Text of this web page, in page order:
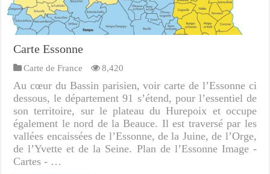
Carte Essonne
Carte de France 8,420
Au cœur du Bassin parisien, voir carte de l’Essonne ci
dessous, le département 91 s’étend, pour l’essentiel de
son territoire, sur le plateau du Hurepoix et occupe
également le nord de la Beauce. Il est traversé par les
vallées encaissées de l’Essonne, de la Juine, de l’Orge,
de l’Yvette et de la Seine. Plan de l’Essonne Image -
Cartes - …